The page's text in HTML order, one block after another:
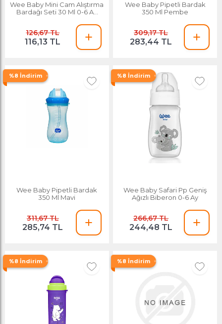
Wee Baby Mini Cam Alıştırma
Bardağı Seti 30 Ml 0-6 Ay
126,67 TL
116,13 TL
Wee Baby Pipetli Bardak
350 Ml Pembe
309,17 TL
283,44 TL
%8 İndirim
Wee Baby Pipetli Bardak
350 Ml Mavi
311,67 TL
285,74 TL
%8 İndirim
Wee Baby Safari Pp Geniş
Ağızlı Biberon 0-6 Ay
266,67 TL
244,48 TL
%8 İndirim %8 İndirim